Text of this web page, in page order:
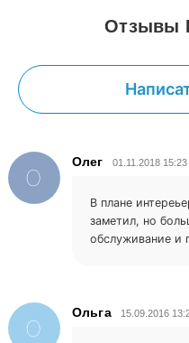
Отзывы
Олег 01.11.2018 15:23
В плане
заметил, но
обслуживание и
Ольга 15.09.2016